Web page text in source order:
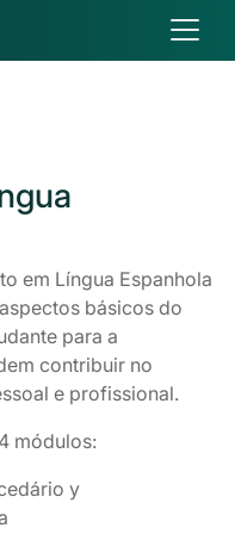
em Língua Espanhola
básicos do
para a
contribuir no
e profissional.
módulos:
y